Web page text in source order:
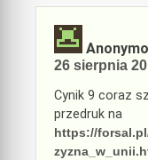
26 sierpnia
Cynik 9 coraz
przedruk na
https://